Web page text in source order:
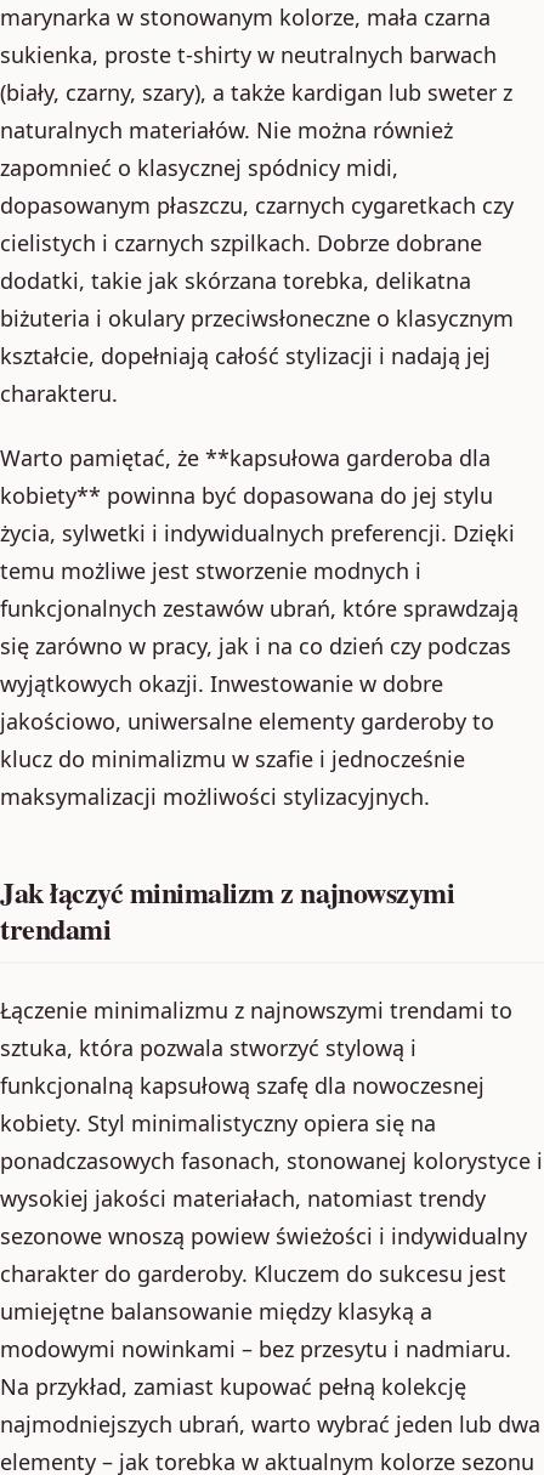
marynarka w stonowanym kolorze, mała czarna
sukienka, proste t-shirty w neutralnych barwach
(biały, czarny, szary), a także kardigan lub sweter z
naturalnych materiałów. Nie można również
zapomnieć o klasycznej spódnicy midi,
dopasowanym płaszczu, czarnych cygaretkach czy
cielistych i czarnych szpilkach. Dobrze dobrane
dodatki, takie jak skórzana torebka, delikatna
biżuteria i okulary przeciwsłoneczne o klasycznym
kształcie, dopełniają całość stylizacji i nadają jej
charakteru.
Warto pamiętać, że **kapsułowa garderoba dla
kobiety** powinna być dopasowana do jej stylu
życia, sylwetki i indywidualnych preferencji. Dzięki
temu możliwe jest stworzenie modnych i
funkcjonalnych zestawów ubrań, które sprawdzają
się zarówno w pracy, jak i na co dzień czy podczas
wyjątkowych okazji. Inwestowanie w dobre
jakościowo, uniwersalne elementy garderoby to
klucz do minimalizmu w szafie i jednocześnie
maksymalizacji możliwości stylizacyjnych.
Jak łączyć minimalizm z najnowszymi
trendami
Łączenie minimalizmu z najnowszymi trendami to
sztuka, która pozwala stworzyć stylową i
funkcjonalną kapsułową szafę dla nowoczesnej
kobiety. Styl minimalistyczny opiera się na
ponadczasowych fasonach, stonowanej kolorystyce i
wysokiej jakości materiałach, natomiast trendy
sezonowe wnoszą powiew świeżości i indywidualny
charakter do garderoby. Kluczem do sukcesu jest
umiejętne balansowanie między klasyką a
modowymi nowinkami – bez przesytu i nadmiaru.
Na przykład, zamiast kupować pełną kolekcję
najmodniejszych ubrań, warto wybrać jeden lub dwa
elementy – jak torebka w aktualnym kolorze sezonu